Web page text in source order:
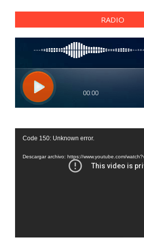
RADIO
Reproductor
vídeo
Code 150: Unknown error.
Descargar archivo: https://www.youtube.com/